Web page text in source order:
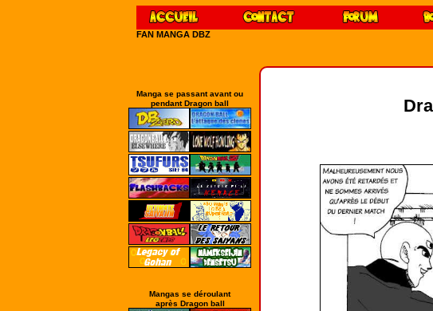
FAN MANGA DBZ
Manga se passant avant ou
pendant Dragon ball
Mangas se déroulant
après Dragon ball